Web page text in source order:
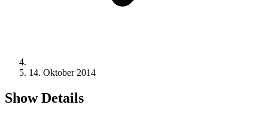
14. Oktober 2014
Show Details